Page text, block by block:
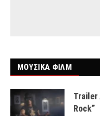
ΜΟΥΣΙΚΑ ΦΙΛΜ
Trailer
Rock”